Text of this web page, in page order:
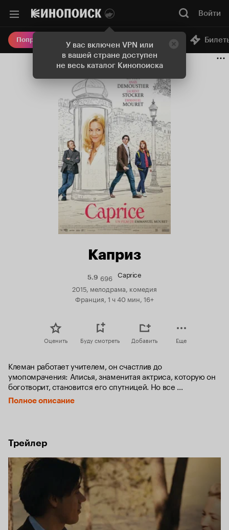
У вас включен VPN или
в вашей стране доступен
не весь каталог Кинопоиска
Войти
Попробовать Плюс Онлайн-кинотеатр
Каприз
5.9Рейтинг
696 Caprice
2015, мелодрама, комедия
Франция, 1 ч 40 мин, 16+
Оценить Буду смотреть Добавить Еще
Клеман работает учителем, он счастлив до
умопомрачения: Алисья, знаменитая актриса, которую он
боготворит, становится его спутницей. Но все
усложняется в момент, когда он знакомится с Каприс,
женщиной, которая с трудом сдерживает свои эмоции и
Полное описание
Трейлер